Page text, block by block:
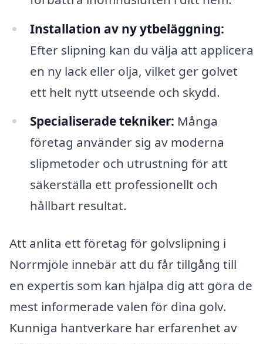
Installation av ny ytbeläggning:
Efter slipning kan du välja att applicera
en ny lack eller olja, vilket ger golvet
ett helt nytt utseende och skydd.
Specialiserade tekniker: Många
företag använder sig av moderna
slipmetoder och utrustning för att
säkerställa ett professionellt och
hållbart resultat.
Att anlita ett företag för golvslipning i
Norrmjöle innebär att du får tillgång till
en expertis som kan hjälpa dig att göra de
mest informerade valen för dina golv.
Kunniga hantverkare har erfarenhet av